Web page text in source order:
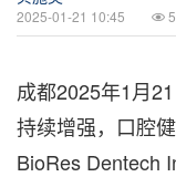
2025-01-21 10:45
成都2025年1月
持续增强，口腔
BioRes Dentech